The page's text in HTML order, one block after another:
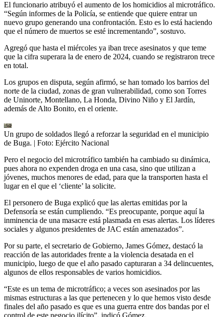
El funcionario atribuyó el aumento de los homicidios al microtráfico.
“Según informes de la Policía, se entiende que quiere entrar un
nuevo grupo generando una confrontación. Esto es lo está haciendo
que el número de muertos se esté incrementando”, sostuvo.
Agregó que hasta el miércoles ya iban trece asesinatos y que teme
que la cifra superara la de enero de 2024, cuando se registraron trece
en total.
Los grupos en disputa, según afirmó, se han tomado los barrios del
norte de la ciudad, zonas de gran vulnerabilidad, como son Torres
de Uninorte, Montellano, La Honda, Divino Niño y El Jardín,
además de Alto Bonito, en el oriente.
Un grupo de soldados llegó a reforzar la seguridad en el municipio
de Buga. | Foto: Ejército Nacional
Pero el negocio del microtráfico también ha cambiado su dinámica,
pues ahora no expenden droga en una casa, sino que utilizan a
jóvenes, muchos menores de edad, para que la transporten hasta el
lugar en el que el ‘cliente’ la solicite.
El personero de Buga explicó que las alertas emitidas por la
Defensoría se están cumpliendo. “Es preocupante, porque aquí la
inminencia de una masacre está plasmada en esas alertas. Los líderes
sociales y algunos presidentes de JAC están amenazados”.
Por su parte, el secretario de Gobierno, James Gómez, destacó la
reacción de las autoridades frente a la violencia desatada en el
municipio, luego de que el año pasado capturaran a 34 delincuentes,
algunos de ellos responsables de varios homicidios.
“Este es un tema de microtráfico; a veces son asesinados por las
mismas estructuras a las que pertenecen y lo que hemos visto desde
finales del año pasado es que es una guerra entre dos bandas por el
control de este negocio ilícito”, indicó Gómez.